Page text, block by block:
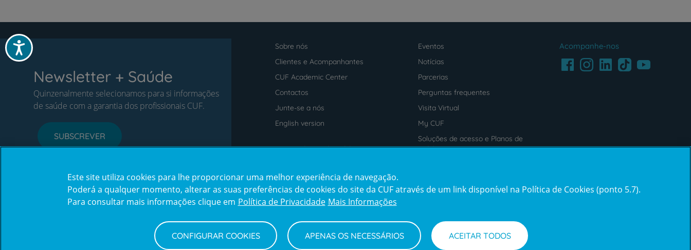
Acessibilidade
Newsletter + Saúde
Quinzenalmente selecionamos para si informações
de saúde com a garantia dos profissionais CUF.
SUBSCREVER
footer
Sobre nós
Eventos
Clientes e Acompanhantes
Notícias
CUF Academic Center
Parcerias
Contactos
Perguntas frequentes
Junte-se a nós
Visita Virtual
English version
My CUF
Intermediação de Crédito
Soluções de acesso e Planos de
saúde
Acompanhe-nos
FacebookInstagramLinkedInTikTokYoutube
Prémios
award4
Certificações
Reclamações e Elogios
Este site utiliza cookies para lhe proporcionar uma melhor experiência de navegação.
Poderá a qualquer momento, alterar as suas preferências de cookies do site da CUF através de um link disponível na Política de Cookies (ponto 5.7).
Para consultar mais informações clique em Política de Privacidade Mais Informações
CONFIGURAR COOKIES APENAS OS NECESSÁRIOS ACEITAR TODOS